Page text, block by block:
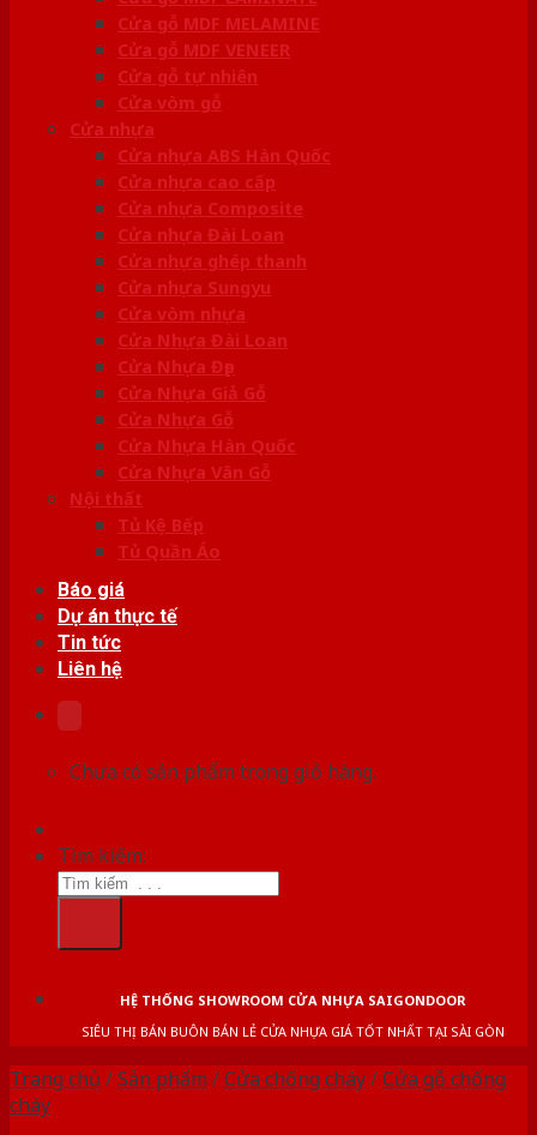
Cửa gỗ MDF MELAMINE
Cửa gỗ MDF VENEER
Cửa gỗ tự nhiên
Cửa vòm gỗ
Cửa nhựa
Cửa nhựa ABS Hàn Quốc
Cửa nhựa cao cấp
Cửa nhựa Composite
Cửa nhựa Đài Loan
Cửa nhựa ghép thanh
Cửa nhựa Sungyu
Cửa vòm nhựa
Cửa Nhựa Đài Loan
Cửa Nhựa Đẹp
Cửa Nhựa Giả Gỗ
Cửa Nhựa Gỗ
Cửa Nhựa Hàn Quốc
Cửa Nhựa Vân Gỗ
Nội thất
Tủ Kệ Bếp
Tủ Quần Áo
Báo giá
Dự án thực tế
Tin tức
Liên hệ
Chưa có sản phẩm trong giỏ hàng.
Tìm kiếm:
HỆ THỐNG SHOWROOM CỬA NHỰA SAIGONDOOR
SIÊU THỊ BÁN BUÔN BÁN LẺ CỬA NHỰA GIÁ TỐT NHẤT TẠI SÀI GÒN
Trang chủ /Sản phẩm /Cửa chống cháy/Cửa gỗ chống
cháy